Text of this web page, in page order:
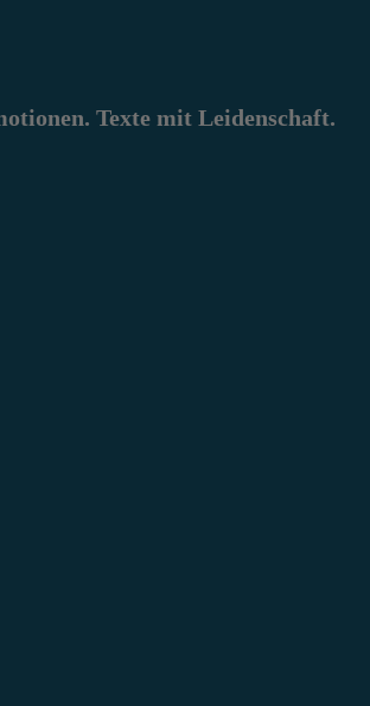
Texte mit Leidenschaft.